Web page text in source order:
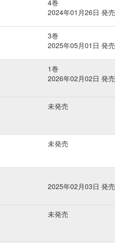
4巻
2024年01月26日 発売
3巻
2025年05月01日 発売
1巻
2026年02月02日 発売
未発売
未発売
2025年02月03日 発売
未発売